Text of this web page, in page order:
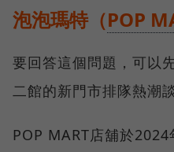
泡泡瑪特（POP
要回答這個問題，可以
二館的新門市排隊熱潮談
POP MART店舖於